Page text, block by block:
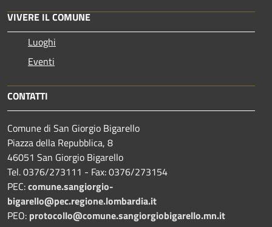
VIVERE IL COMUNE
Luoghi
Eventi
CONTATTI
Comune di San Giorgio Bigarello
Piazza della Repubblica, 8
46051 San Giorgio Bigarello
Tel. 0376/273111 - Fax: 0376/273154
PEC:comune.sangiorgio-
bigarello@pec.regione.lombardia.it
PEO: protocollo@comune.sangiorgiobigarello.mn.it